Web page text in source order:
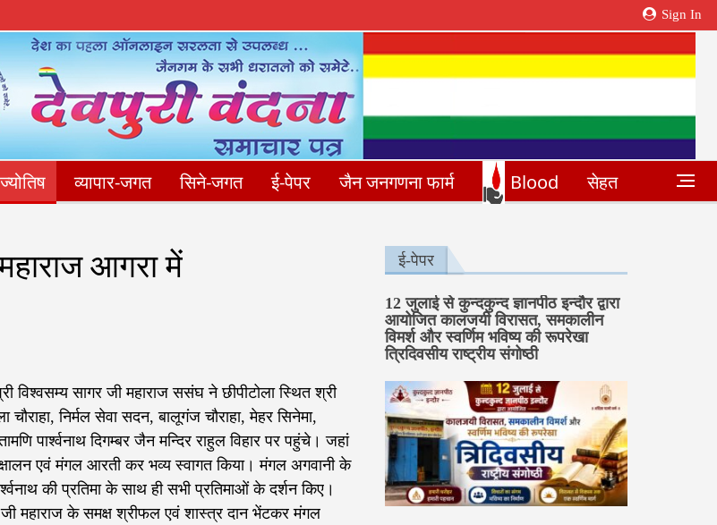
Sign In
व्यापार-जगत सिने-जगत ई-पेपर जैन जनगणना फार्म Blood
सेहत
आगरा में
विश्वसम्य सागर जी महाराज ससंघ ने छीपीटोला स्थित श्री
निर्मल सेवा सदन, बालूगंज चौराहा, मेहर सिनेमा,
पार्श्वनाथ दिगम्बर जैन मन्दिर राहुल विहार पर पहुंचे। जहां
एवं मंगल आरती कर भव्य स्वागत किया। मंगल अगवानी के
की प्रतिमा के साथ ही सभी प्रतिमाओं के दर्शन किए।
महाराज के समक्ष श्रीफल एवं शास्त्र दान भेंटकर मंगल
ई-पेपर
12 जुलाई से कुन्दकुन्द ज्ञानपीठ इन्दौर द्वारा
आयोजित कालजयी विरासत, समकालीन
विमर्श और स्वर्णिम भविष्य की रूपरेखा
त्रिदिवसीय राष्ट्रीय संगोष्ठी